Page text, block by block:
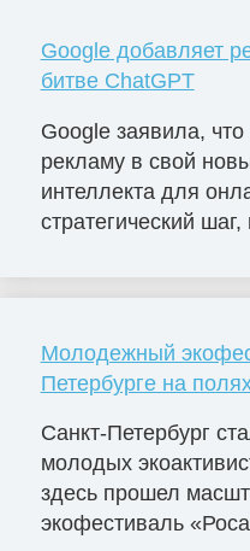
Google добавляет
битве ChatGPT
Google заявила, что
рекламу в свой
интеллекта для
стратегический
Молодежный
Петербурге на
Санкт-Петербург
молодых
здесь прошел
экофестиваль